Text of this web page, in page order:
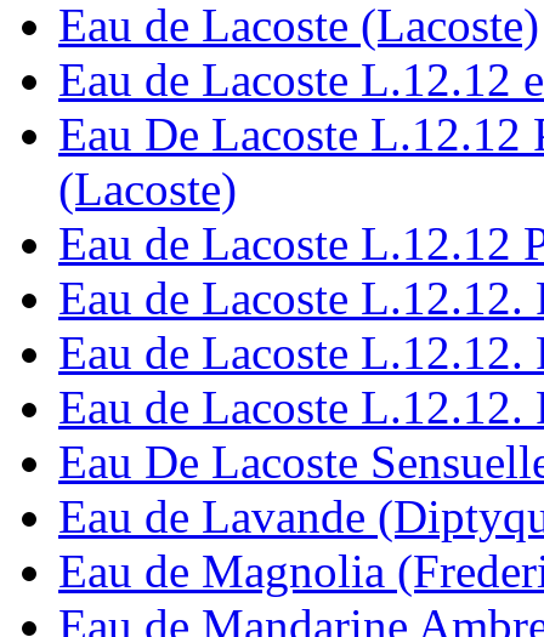
Eau de Lacoste (Lacoste)
Eau de Lacoste L.12.12
Eau De Lacoste L.12.12
(Lacoste)
Eau de Lacoste L.12.12
Eau de Lacoste
Eau de Lacoste
Eau de Lacoste
Eau De Lacoste
Eau de Lavande
Eau de Magnolia
Eau de Mandarine